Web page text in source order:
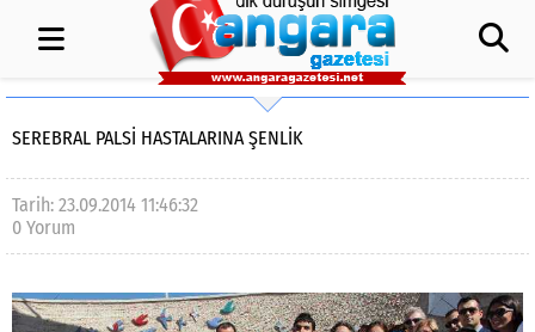
SEREBRAL PALSI HASTALARINA ŞENLIK
Tarih: 23.09.2014 11:46:32
0 Yorum